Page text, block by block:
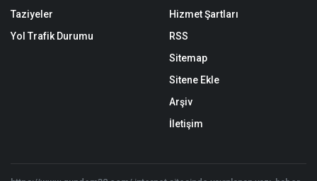
Taziyeler
Yol Trafik Durumu
Hizmet Şartları
RSS
Sitemap
Sitene Ekle
Arşiv
İletişim